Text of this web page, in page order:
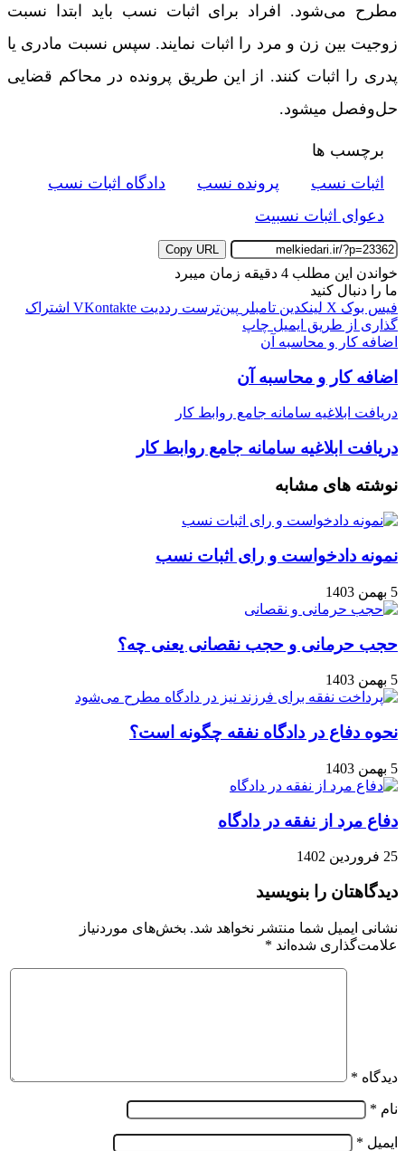
مطرح می‌شود. افراد برای اثبات نسب باید ابتدا نسبت
زوجیت بین زن و مرد را اثبات نمایند. سپس نسبت مادری یا
پدری را اثبات کنند. از این طریق پرونده در محاکم قضایی
حل‌وفصل میشود.
برچسب ها
اثبات نسب
پرونده نسب
دادگاه اثبات نسب
دعوای اثبات نسبیت
Copy URL
خواندن این مطلب 4 دقیقه زمان میبرد
ما را دنبال کنید
فیس بوک X لینکدین ‫تامبلر ‫پین‌ترست ‫رددیت ‫VKontakte اشتراک
گذاری از طریق ایمیل چاپ
اضافه کار و محاسبه آن
اضافه کار و محاسبه آن
دریافت ابلاغیه سامانه جامع روابط کار
دریافت ابلاغیه سامانه جامع روابط کار
نوشته های مشابه
نمونه دادخواست و رای اثبات نسب
5 بهمن 1403
حجب حرمانی و حجب نقصانی یعنی چه؟
5 بهمن 1403
نحوه دفاع در دادگاه نفقه چگونه است؟
5 بهمن 1403
دفاع مرد از نفقه در دادگاه
25 فروردین 1402
دیدگاهتان را بنویسید
نشانی ایمیل شما منتشر نخواهد شد. بخش‌های موردنیاز
علامت‌گذاری شده‌اند *
دیدگاه *
نام *
ایمیل *